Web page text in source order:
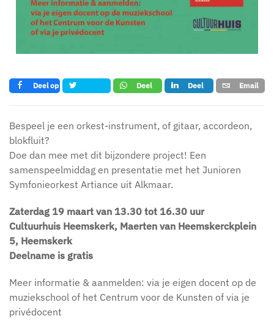
Deel op
Deel
Deel
Email
Bespeel je een orkest-instrument, of gitaar, accordeon,
blokfluit?
Doe dan mee met dit bijzondere project! Een
samenspeelmiddag en presentatie met het Junioren
Symfonieorkest Artiance uit Alkmaar.
Zaterdag 19 maart van 13.30 tot 16.30 uur
Cultuurhuis Heemskerk, Maerten van Heemskerckplein
5, Heemskerk
Deelname is gratis
Meer informatie & aanmelden: via je eigen docent op de
muziekschool of het Centrum voor de Kunsten of via je
privédocent